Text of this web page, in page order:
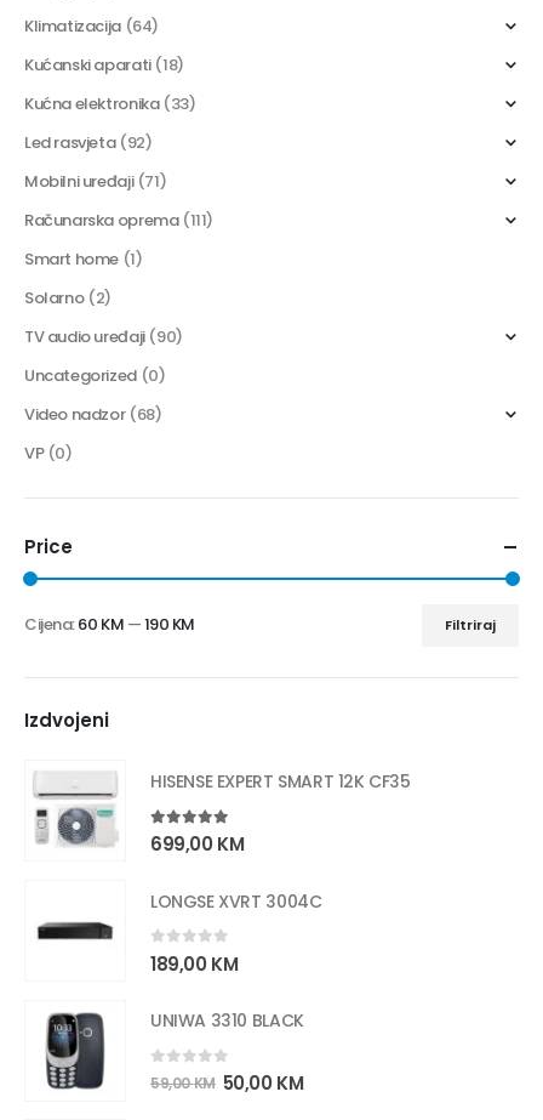
Klimatizacija (64)
Kućanski aparati (18)
Kućna elektronika (33)
Led rasvjeta (92)
Mobilni uređaji (71)
Računarska oprema (111)
Smart home (1)
Solarno (2)
TV audio uređaji (90)
Uncategorized (0)
Video nadzor (68)
VP (0)
Price
Filtriraj
Cijena:60 KM —190 KM
Izdvojeni
HISENSE EXPERT SMART 12K CF35
5.00 out of 5
699,00 KM
LONGSE XVRT 3004C
0out of 5
189,00 KM
UNIWA 3310 BLACK
0 out of 5
59,00KM 50,00 KM